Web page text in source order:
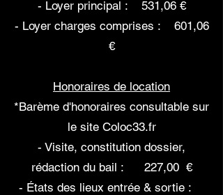
- Loyer principal : 531,06 €
- Loyer charges comprises : 601,06
€
Honoraires de location
*Barème d'honoraires consultable sur
le site Coloc33.fr
- Visite, constitution dossier,
rédaction du bail : 227,00 €
- États des lieux entrée & sortie :